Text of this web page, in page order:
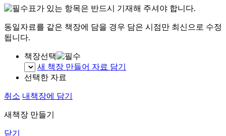
표가 있는 항목은 반드시 기재해 주셔야 합니다.
동일자료를 같은 책장에 담을 경우 담은 시점만 최신으로 수정
됩니다.
책장선택
새 책장 만들어 자료 담기
선택한 자료
취소 내책장에 담기
새책장 만들기
닫기